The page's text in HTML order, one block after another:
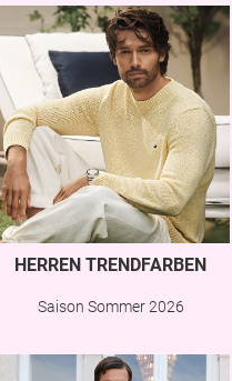
HERREN TRENDFARBEN
Saison Sommer 2026